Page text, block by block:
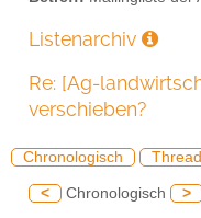
Listenarchiv
Re: [Ag-
verschieben?
Chronologisch Thread
< Chronologisch >